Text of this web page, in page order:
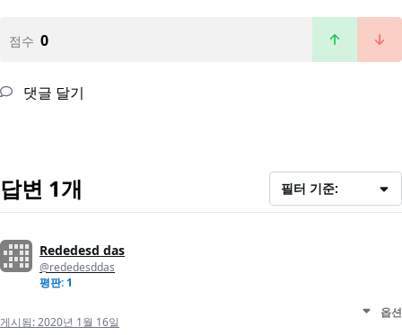
점수 0
댓글 달기
답변 1개 필터 기준:
Rededesd das
@rededesddas
평판: 1
게시됨:2020년 1월 16일
옵션